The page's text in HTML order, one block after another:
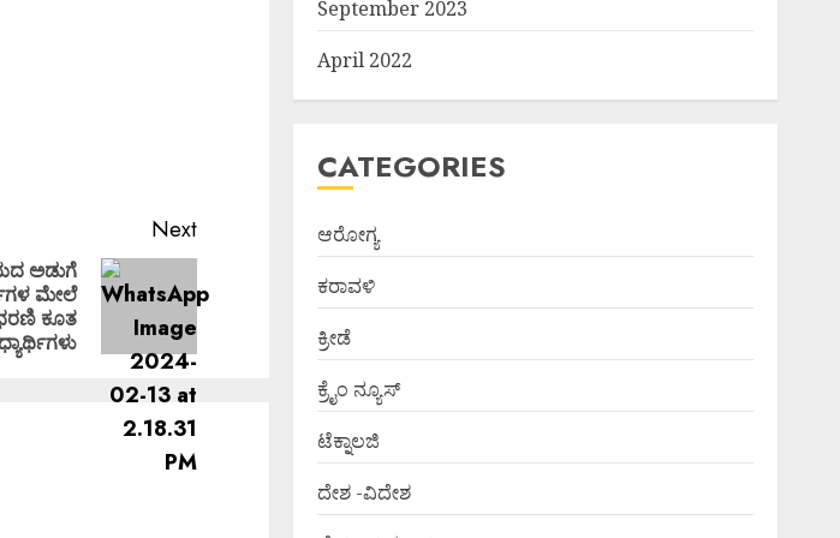
Next
ಅಡುಗೆ
ಮೇಲೆ
ಕೂತ
September 2023
April 2022
CATEGORIES
ಆರೋಗ್ಯ
ಕರಾವಳಿ
ಕ್ರೀಡೆ
ಕ್ರೈಂ ನ್ಯೂಸ್
ಟೆಕ್ನಾಲಜಿ
ದೇಶ -ವಿದೇಶ